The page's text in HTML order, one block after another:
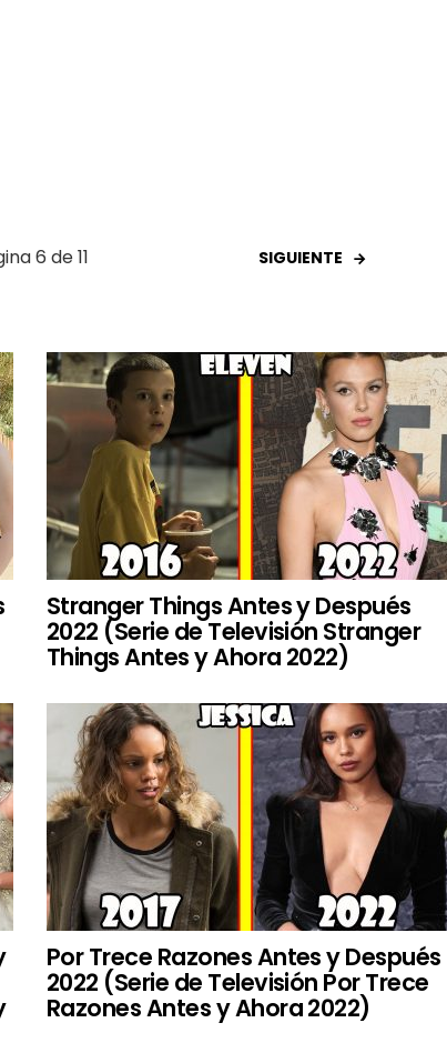
6 de 11 SIGUIENTE
Stranger Things Antes y Después
2022 (Serie de Televisión Stranger
Things Antes y Ahora 2022)
Por Trece Razones Antes y Después
2022 (Serie de Televisión Por Trece
Razones Antes y Ahora 2022)